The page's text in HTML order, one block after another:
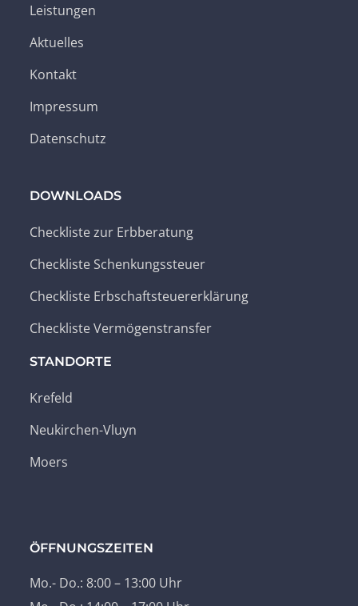
Leistungen
Aktuelles
Kontakt
Impressum
Datenschutz
DOWNLOADS
Checkliste zur Erbberatung
Checkliste Schenkungssteuer
Checkliste Erbschaftsteuererklärung
Checkliste Vermögenstransfer
STANDORTE
Krefeld
Neukirchen-Vluyn
Moers
ÖFFNUNGSZEITEN
Mo.- Do.: 8:00 – 13:00 Uhr